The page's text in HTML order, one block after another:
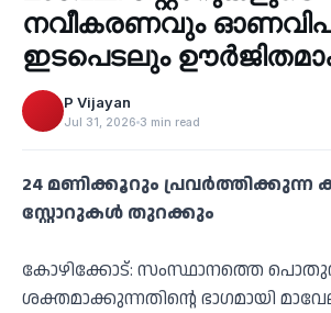
നവീകരണവും
ഇടപെടലും
P Vijayan
Jul 31, 2026 3 min read
24 മണിക്കൂറും
സ്റ്റോറുകൾ തുറക്കും
കോഴിക്കോട്: സംസ്ഥാനത്തെ
ശക്തമാക്കുന്നതിന്റെ ഭാഗമായി